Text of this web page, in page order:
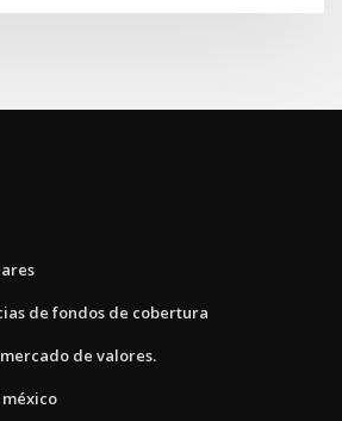
de fondos de cobertura
de valores.